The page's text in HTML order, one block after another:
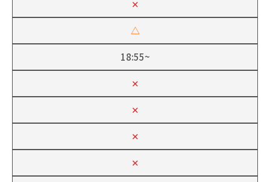
✕
△
18:55~
✕
✕
✕
✕